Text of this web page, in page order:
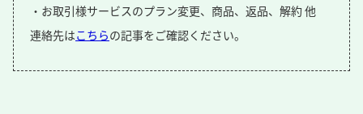
・お取引様サービスのプラン変更、商品、返品、解約 他
連絡先はこちらの記事をご確認ください。